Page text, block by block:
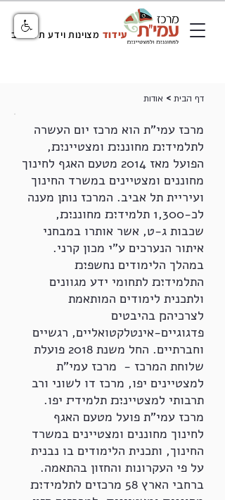
עידוד מצוינות וידע תל אביב
דף הבית > אודות
מרכז עמי"ת הוא מרכז יום העשרה
לתלמיד׊׉ מחוננ׊׉ ומצטיינ׊׉,
הפועל מאז 2014 מטעם האגף לחינוך
מחוננים ומצטיינים במשרד החינוך
ועיריית תל אביב. המרכז נותן מענה
לכ-1,300 תלמיד׊׉ מחוננ׊׉,
שכבות ג-ט, אשר אותרו במבחני
איתור הנערכים ע"י מכון קרני.
במהלך הלימודים נחשפ׊׉
התלמיד׊׉ לתחומי ידע מגוונים
ולתכנית לימודים המותאמת
לצרכיה׋ בהיבטים
פדגוגיים-אינטלקטואליים, רגשיים
וחברתיים. החל משנת 2018 פועלת
שלוחת המרכז - מרכז עמי"ת
למצטיינים יפו, מרכז דו לשוני ורב
תרבותי למצטיינ׊׉ תלמיד׏ יפו.
מרכז עמי"ת פועל מטעם האגף
לחינוך מחוננים ומצטיינים במשרד
החינוך, ותכנית הלימודים בו נבנית
על פי העקרונות והחזון בהתאמה.
ברחבי הארץ 58 מרכזים לתלמיד׊׉